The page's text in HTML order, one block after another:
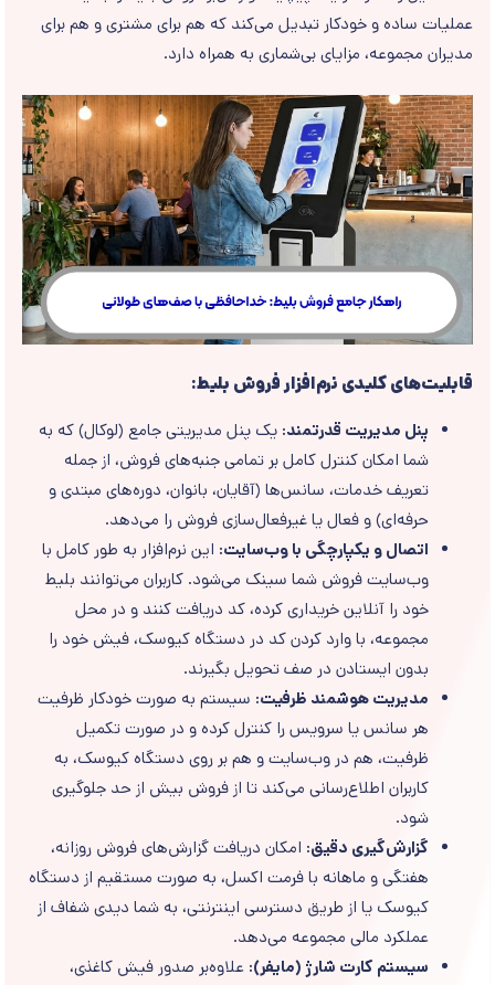
عملیات ساده و خودکار تبدیل می‌کند که هم برای مشتری و هم برای
مدیران مجموعه، مزایای بی‌شماری به همراه دارد.
قابلیت‌های کلیدی نرم‌افزار فروش بلیط:
پنل مدیریت قدرتمند: یک پنل مدیریتی جامع (لوکال) که به
شما امکان کنترل کامل بر تمامی جنبه‌های فروش، از جمله
تعریف خدمات، سانس‌ها (آقایان، بانوان، دوره‌های مبتدی و
حرفه‌ای) و فعال یا غیرفعال‌سازی فروش را می‌دهد.
اتصال و یکپارچگی با وب‌سایت: این نرم‌افزار به طور کامل با
وب‌سایت فروش شما سینک می‌شود. کاربران می‌توانند بلیط
خود را آنلاین خریداری کرده، کد دریافت کنند و در محل
مجموعه، با وارد کردن کد در دستگاه کیوسک، فیش خود را
بدون ایستادن در صف تحویل بگیرند.
مدیریت هوشمند ظرفیت: سیستم به صورت خودکار ظرفیت
هر سانس یا سرویس را کنترل کرده و در صورت تکمیل
ظرفیت، هم در وب‌سایت و هم بر روی دستگاه کیوسک، به
کاربران اطلاع‌رسانی می‌کند تا از فروش بیش از حد جلوگیری
شود.
گزارش‌گیری دقیق: امکان دریافت گزارش‌های فروش روزانه،
هفتگی و ماهانه با فرمت اکسل، به صورت مستقیم از دستگاه
کیوسک یا از طریق دسترسی اینترنتی، به شما دیدی شفاف از
عملکرد مالی مجموعه می‌دهد.
سیستم کارت شارژ (مایفر): علاوه‌بر صدور فیش کاغذی،